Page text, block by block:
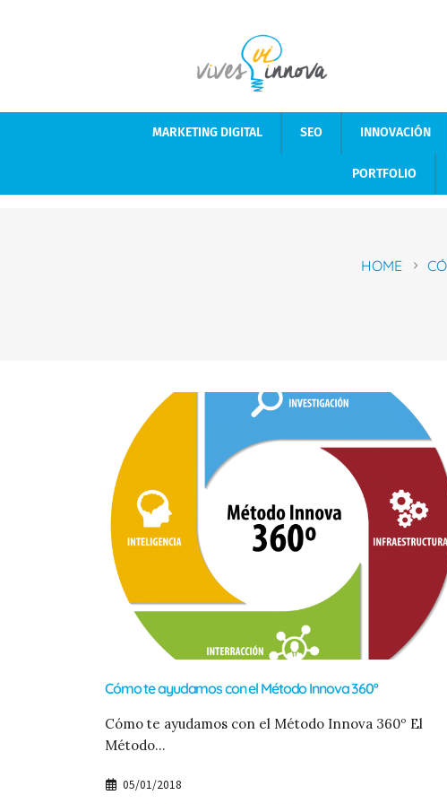
MARKETING DIGITAL SEO INNOVACIÓN
PORTFOLIO
HOME
Cómo te ayudamos con el Método Innova 360º
Cómo te ayudamos con el Método Innova 360º El
Método...
05/01/2018